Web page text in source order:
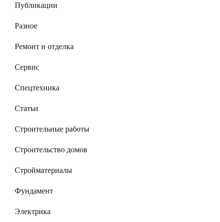
Публикации
Разное
Ремонт и отделка
Сервис
Спецтехника
Статьи
Строительные работы
Строительство домов
Стройматериалы
Фундамент
Электрика